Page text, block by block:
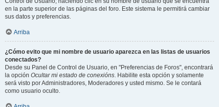
en la parte superior de las páginas del foro. Este sistema le permitirá cambiar
sus datos y preferencias.
Arriba
¿Cómo evito que mi nombre de usuario aparezca en las listas de usuarios
conectados?
Desde su Panel de Control de Usuario, en "Preferencias de Foros", encontrará
la opción Ocultar mi estado de conexións. Habilite esta opción y solamente
será visto por Administradores, Moderadores y usted mismo. Se le contará
como usuario oculto.